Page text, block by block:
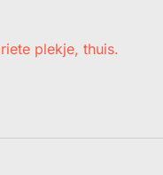
plekje, thuis.